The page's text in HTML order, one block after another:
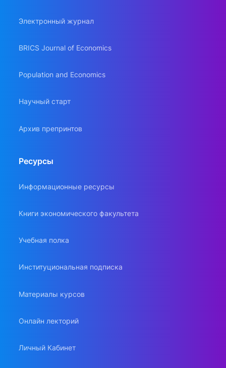
Электронный журнал
BRICS Journal of Economics
Population and Economics
Научный старт
Архив препринтов
Ресурсы
Информационные ресурсы
Книги экономического факультета
Учебная полка
Институциональная подписка
Материалы курсов
Онлайн лекторий
Личный Кабинет